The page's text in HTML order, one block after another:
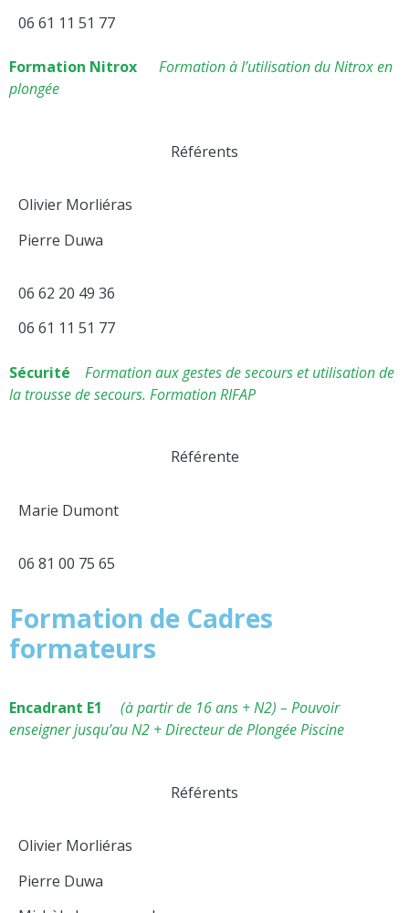
06 61 11 51 77
Formation Nitrox
Formation à l’utilisation du Nitrox en
plongée
Référents
Olivier Morliéras
Pierre Duwa
06 62 20 49 36
06 61 11 51 77
Sécurité
Formation aux gestes de secours et utilisation de
la trousse de secours. Formation RIFAP
Référente
Marie Dumont
06 81 00 75 65
Formation de Cadres
formateurs
Encadrant E1 (à partir de 16 ans + N2) – Pouvoir
enseigner jusqu’au N2 + Directeur de Plongée Piscine
Référents
Olivier Morliéras
Pierre Duwa